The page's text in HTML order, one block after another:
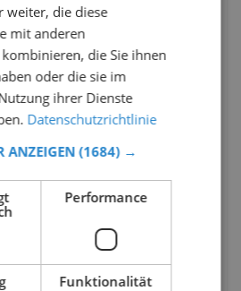
weiter, die diese
mit anderen
die Sie ihnen
oder die sie im
ihrer Dienste
Datenschutzrichtlinie
ANZEIGEN (1684) →
Performance
Funktionalität